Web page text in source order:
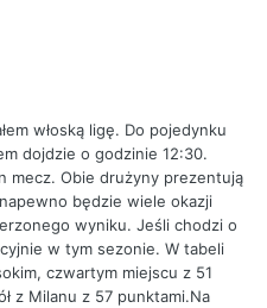
włoską ligę. Do pojedynku
dojdzie o godzinie 12:30.
mecz. Obie drużyny prezentują
będzie wiele okazji
wyniku. Jeśli chodzi o
w tym sezonie. W tabeli
czwartym miejscu z 51
z Milanu z 57 punktami.Na